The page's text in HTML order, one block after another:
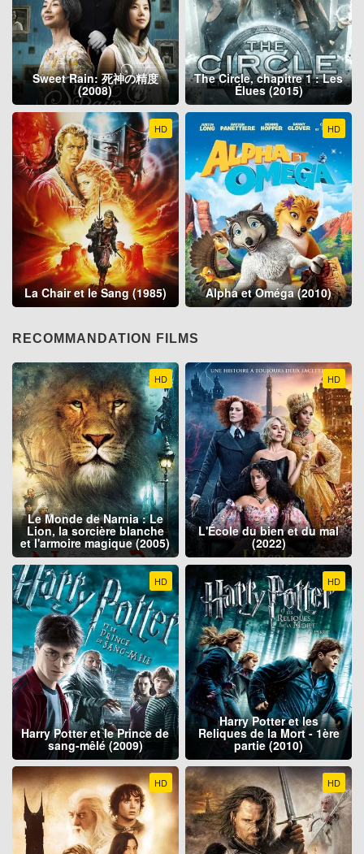
Sweet Rain: 死神の精度
(2008)
The Circle, chapitre 1 : Les
Élues (2015)
HD
La Chair et le Sang (1985)
HD
Alpha et Oméga (2010)
RECOMMANDATION FILMS
HD
Le Monde de Narnia : Le
Lion, la sorcière blanche
et l'armoire magique (2005)
HD
L'École du bien et du mal
(2022)
HD
Harry Potter et le Prince de
sang-mêlé (2009)
HD
Harry Potter et les
Reliques de la Mort - 1ère
partie (2010)
HD HD